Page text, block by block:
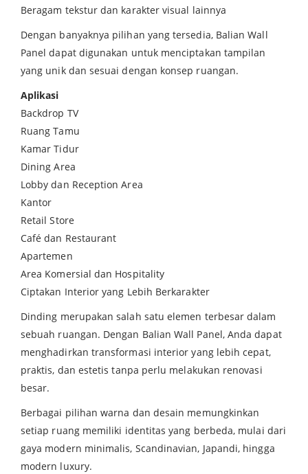
Beragam tekstur dan karakter visual lainnya
Dengan banyaknya pilihan yang tersedia, Balian Wall
Panel dapat digunakan untuk menciptakan tampilan
yang unik dan sesuai dengan konsep ruangan.
Aplikasi
Backdrop TV
Ruang Tamu
Kamar Tidur
Dining Area
Lobby dan Reception Area
Kantor
Retail Store
Café dan Restaurant
Apartemen
Area Komersial dan Hospitality
Ciptakan Interior yang Lebih Berkarakter
Dinding merupakan salah satu elemen terbesar dalam
sebuah ruangan. Dengan Balian Wall Panel, Anda dapat
menghadirkan transformasi interior yang lebih cepat,
praktis, dan estetis tanpa perlu melakukan renovasi
besar.
Berbagai pilihan warna dan desain memungkinkan
setiap ruang memiliki identitas yang berbeda, mulai dari
gaya modern minimalis, Scandinavian, Japandi, hingga
modern luxury.